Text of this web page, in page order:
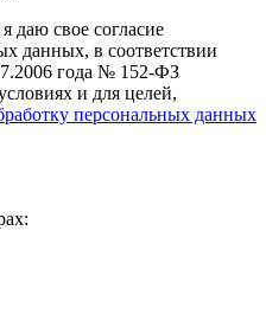
даю свое согласие
данных, в соответствии
года № 152-ФЗ
и для целей,
персональных данных